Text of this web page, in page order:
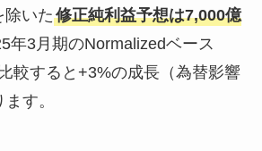
除いた修正純利益予想は7,000億
年3月期のNormalizedベース
較すると+3%の成長（為替影響
す。